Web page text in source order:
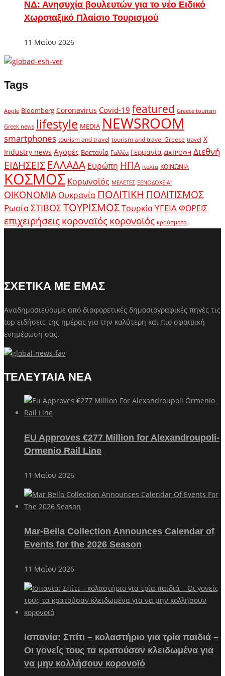
ΝΔ: Ανησυχία βουλευτών για το νέο Ειδικό
Χωροταξικό Πλαίσιο Τουρισμού
11 Μαΐου 2026
Tags
Apple Bloomberg Coronavirus Covid-19 featured Greece tourism
Greek news lifestyle MEDIA NEWSROOM
smartphones tourism and travel tourism and travel Greece travel X
Industry news Αγορές Βρετανία Γαλλία Γερμανία ΔΙΑΤΡΟΦΗ Διεθνή
ΕΙΔΗΣΕΙΣ ΕΛΛΑΔΑ Ευρώπη ΗΠΑ Ιταλία ΚΟΙΝΩΝΙΑ
ΚΟΣΜΟΣ Κορωνοϊός ΜΕΛΕΤΕΣ ΞΕΝΟΔΟΧΕΙΑ"
ΟΙΚΟΝΟΜΙΑ Ουκρανία ΠΟΛΙΤΙΚΗ ΠΟΛΙΤΙΣΜΟΣ
ΡωσίαΣΤΙΒΟΣΤΟΥΡΙΣΜΟΣΤουρκίαΥΓΕΙΑΦΟΡΕΙΣ
επιχειρήσειςκοροναϊόςκορονοϊός κρούσματα
ΣΧΕΤΙΚΑ ΜΕ ΕΜΑΣ
Αναδημοσιεύουμε από διαφορετικές δημοσιογραφικές πηγές τις
top ειδήσεις της ημέρας για την καλύτερη και πιο σφαιρική
ενημέρωση σας.
ΤΕΛΕΥΤΑΙΑ ΝΕΑ
EU Approves €277 Million for Alexandroupoli-
Ormenio Rail Line
11 Μαΐου 2026
Mar-Bella Collection Announces Calendar of
Events for the 2026 Season
11 Μαΐου 2026
Ισπανία: Σπίτι – κολαστήριο για τρία παιδιά –
Οι γονείς τους τα κρατούσαν κλειδωμένα για
να μην κολλήσουν κορονοϊό